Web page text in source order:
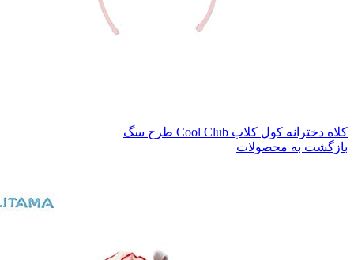
کلاه دخترانه کول کلاب Cool Club طرح سگ
بازگشت به محصولات